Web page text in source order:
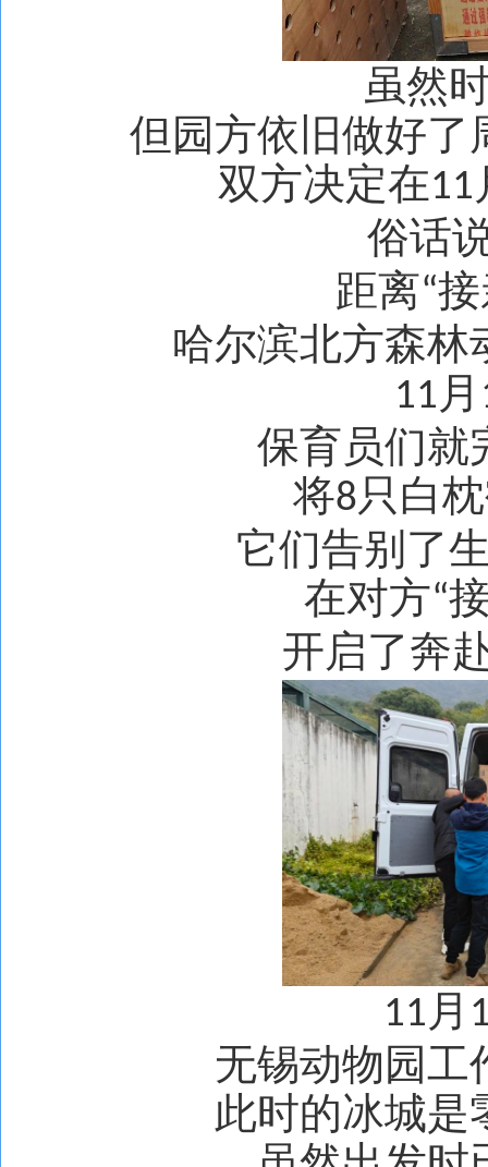
虽然
但园方依旧做好了
双方决定在11
俗话
距离“
哈尔滨北方森林
11 月
保育员们就
将8只白
它们告别了
在对方“
开启了奔
11 月
无锡动物园工
此时的冰城是